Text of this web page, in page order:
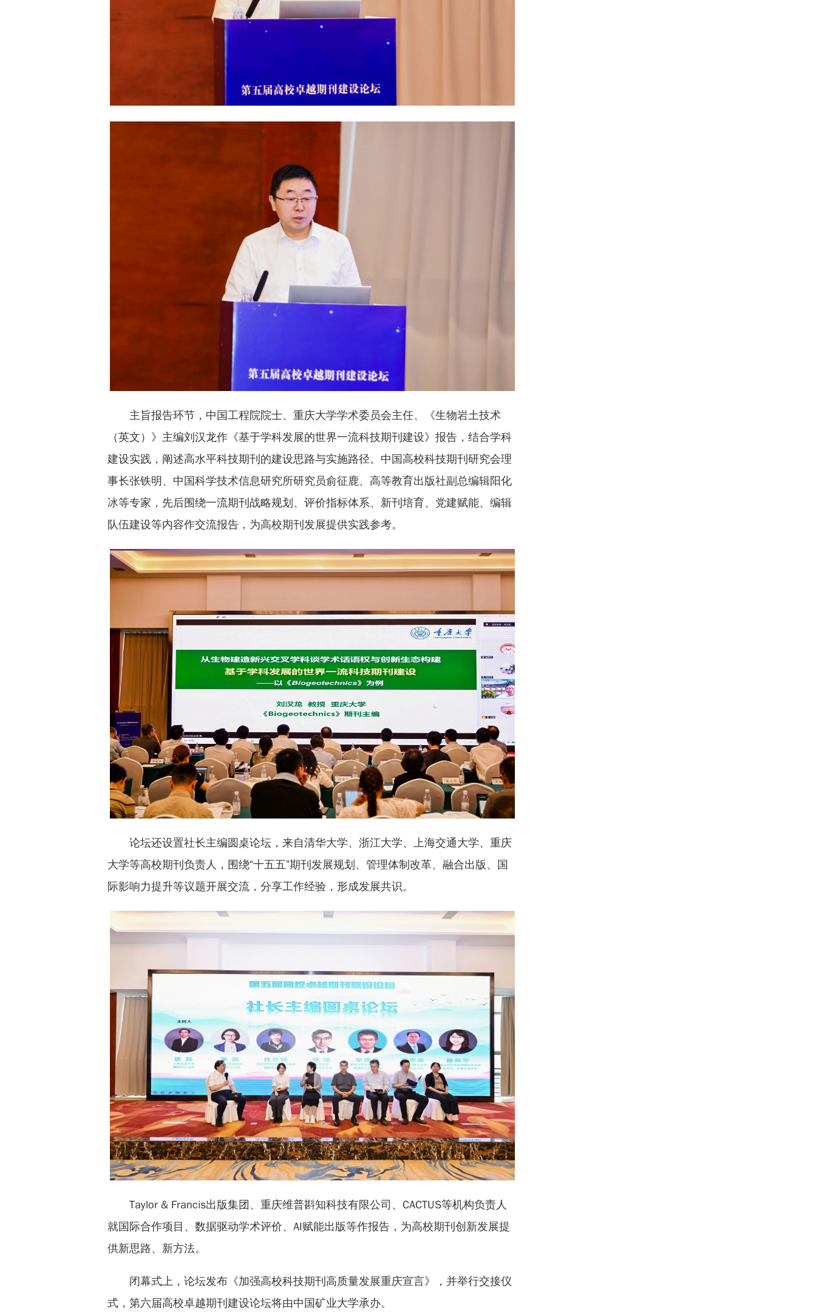
主旨报告环节，中国工程院院士、重庆大学学术委员会主任、《生物岩土技术
（英文）》主编刘汉龙作《基于学科发展的世界一流科技期刊建设》报告，结合学科
建设实践，阐述高水平科技期刊的建设思路与实施路径。中国高校科技期刊研究会理
事长张铁明、中国科学技术信息研究所研究员俞征鹿、高等教育出版社副总编辑阳化
冰等专家，先后围绕一流期刊战略规划、评价指标体系、新刊培育、党建赋能、编辑
队伍建设等内容作交流报告，为高校期刊发展提供实践参考。
论坛还设置社长主编圆桌论坛，来自清华大学、浙江大学、上海交通大学、重庆
大学等高校期刊负责人，围绕“十五五”期刊发展规划、管理体制改革、融合出版、国
际影响力提升等议题开展交流，分享工作经验，形成发展共识。
Taylor & Francis出版集团、重庆维普斟知科技有限公司、CACTUS等机构负责人
就国际合作项目、数据驱动学术评价、AI赋能出版等作报告，为高校期刊创新发展提
供新思路、新方法。
闭幕式上，论坛发布《加强高校科技期刊高质量发展重庆宣言》，并举行交接仪
式，第六届高校卓越期刊建设论坛将由中国矿业大学承办。